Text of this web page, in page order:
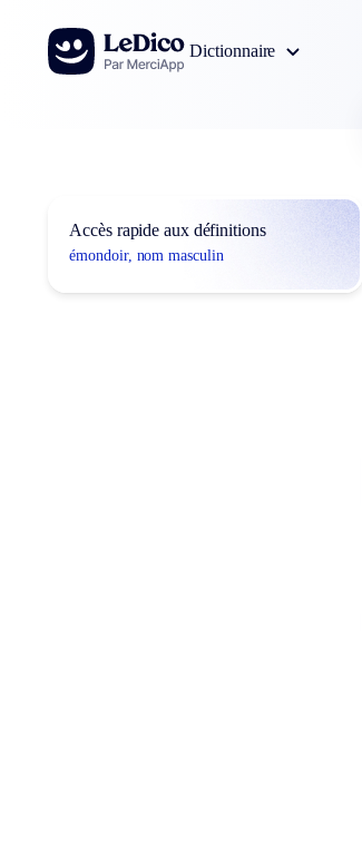
Aller au contenu
Dictionnaire
Accès rapide aux définitions
émondoir, nom masculin